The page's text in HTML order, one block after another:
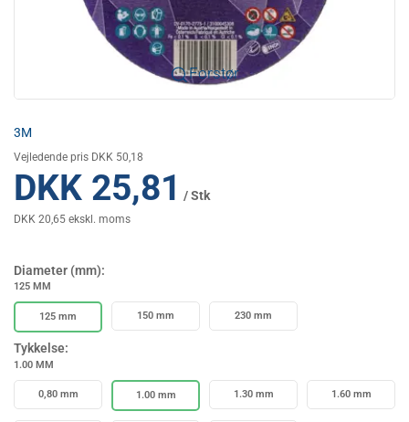
Forstør
3M
Vejledende pris DKK 50,18
DKK 25,81 / Stk
DKK 20,65 ekskl. moms
Diameter (mm):
125 MM
125 mm 150 mm 230 mm
Tykkelse:
1.00 MM
0,80 mm 1.00 mm 1.30 mm 1.60 mm